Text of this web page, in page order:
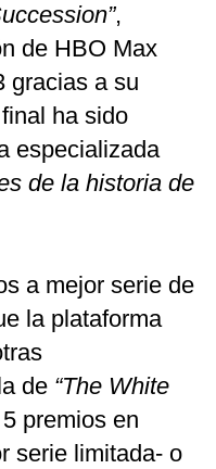
,
de HBO Max
gracias a su
ha sido
especializada
de la historia de
a mejor serie de
la plataforma
de “The White
premios en
serie limitada- o